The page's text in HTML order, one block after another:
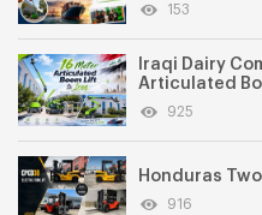
153
Iraqi Dairy
Articulated
925
Honduras
916